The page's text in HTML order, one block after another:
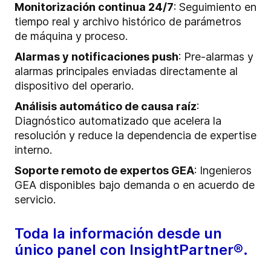
Monitorización continua 24/7: Seguimiento en
tiempo real y archivo histórico de parámetros
de máquina y proceso.
Alarmas y notificaciones push: Pre-alarmas y
alarmas principales enviadas directamente al
dispositivo del operario.
Análisis automático de causa raíz:
Diagnóstico automatizado que acelera la
resolución y reduce la dependencia de expertise
interno.
Soporte remoto de expertos GEA: Ingenieros
GEA disponibles bajo demanda o en acuerdo de
servicio.
Toda la información desde un
único panel con InsightPartner®.